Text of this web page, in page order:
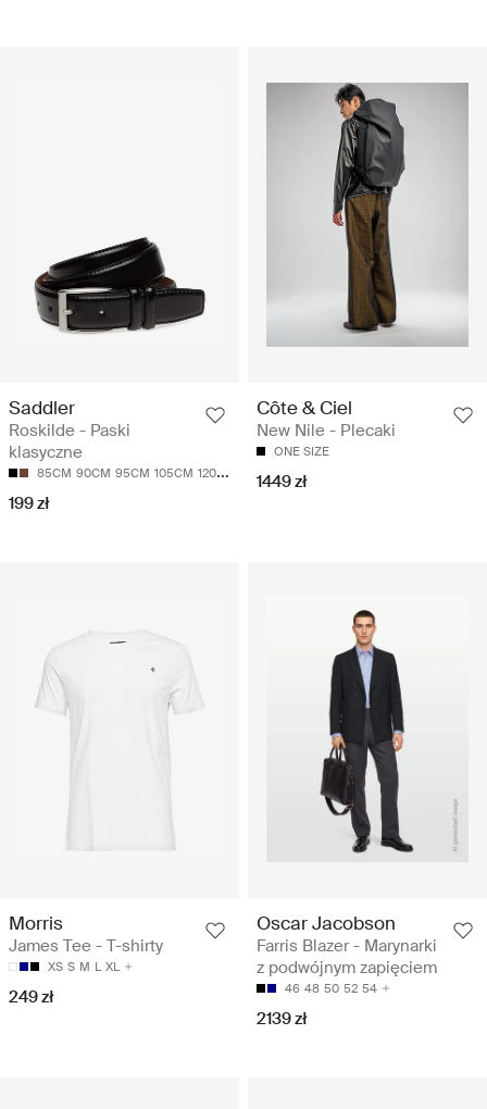
Saddler
Roskilde - Paski
klasyczne
85CM 90CM 95CM 105CM 120CM
199 zł
Côte & Ciel
New Nile - Plecaki
ONE SIZE
1449 zł
Morris
James Tee - T-shirty
XS S M L XL
249 zł
Oscar Jacobson
Farris Blazer - Marynarki
z podwójnym zapięciem
46 48 50 52 54
2139 zł